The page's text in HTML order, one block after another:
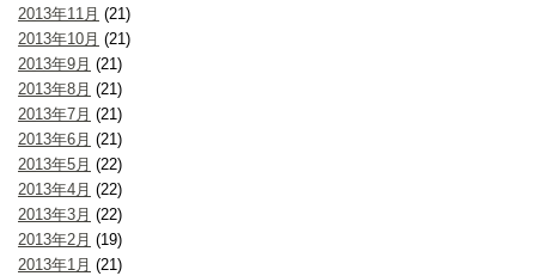
2013年11月 (21)
2013年10月 (21)
2013年9月 (21)
2013年8月 (21)
2013年7月 (21)
2013年6月 (21)
2013年5月 (22)
2013年4月 (22)
2013年3月 (22)
2013年2月 (19)
2013年1月 (21)